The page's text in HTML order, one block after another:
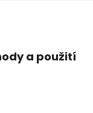
a použití